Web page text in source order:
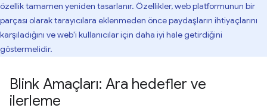
özellik tamamen yeniden tasarlanır. Özellikler, web platformunun bir
parçası olarak tarayıcılara eklenmeden önce paydaşların ihtiyaçlarını
karşıladığını ve web'i kullanıcılar için daha iyi hale getirdiğini
göstermelidir.
Blink Amaçları: Ara hedefler ve
ilerleme